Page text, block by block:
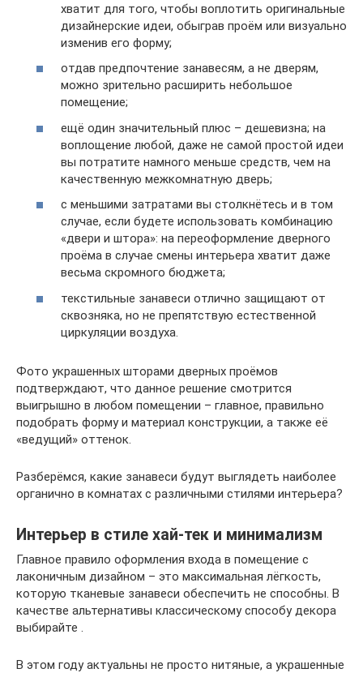
хватит для того, чтобы воплотить оригинальные
дизайнерские идеи, обыграв проём или визуально
изменив его форму;
отдав предпочтение занавесям, а не дверям,
можно зрительно расширить небольшое
помещение;
ещё один значительный плюс – дешевизна; на
воплощение любой, даже не самой простой идеи
вы потратите намного меньше средств, чем на
качественную межкомнатную дверь;
с меньшими затратами вы столкнётесь и в том
случае, если будете использовать комбинацию
«двери и штора»: на переоформление дверного
проёма в случае смены интерьера хватит даже
весьма скромного бюджета;
текстильные занавеси отлично защищают от
сквозняка, но не препятствую естественной
циркуляции воздуха.
Фото украшенных шторами дверных проёмов
подтверждают, что данное решение смотрится
выигрышно в любом помещении – главное, правильно
подобрать форму и материал конструкции, а также её
«ведущий» оттенок.
Разберёмся, какие занавеси будут выглядеть наиболее
органично в комнатах с различными стилями интерьера?
Интерьер в стиле хай-тек и минимализм
Главное правило оформления входа в помещение с
лаконичным дизайном – это максимальная лёгкость,
которую тканевые занавеси обеспечить не способны. В
качестве альтернативы классическому способу декора
выбирайте .
В этом году актуальны не просто нитяные, а украшенные